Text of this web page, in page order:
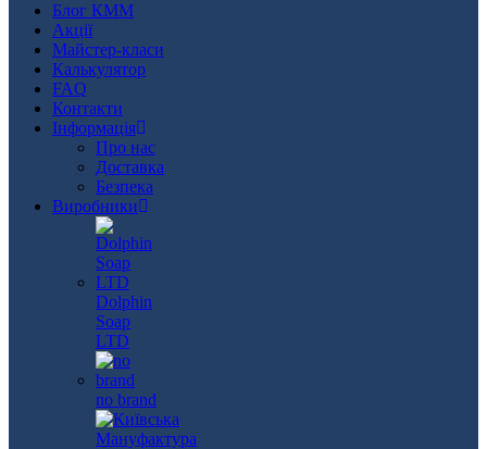
Блог КММ
Акції
Майстер-класи
Калькулятор
FAQ
Контакти
Інформація
Про нас
Доставка
Безпека
Виробники
Dolphin
Soap
LTD
no brand